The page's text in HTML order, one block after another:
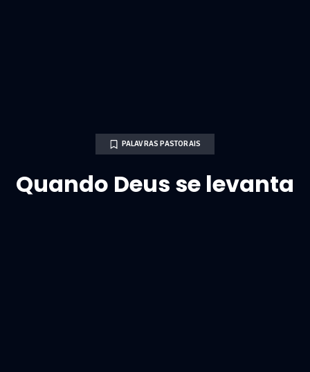
PALAVRAS PASTORAIS
Quando Deus se levanta